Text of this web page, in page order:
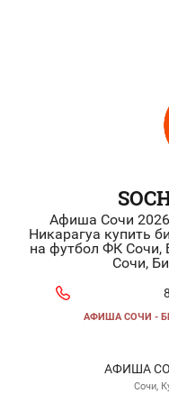
Афиша Сочи
Никарагуа купить
на футбол ФК Сочи,
Сочи,
АФИША СОЧИ -
АФИША
Сочи,